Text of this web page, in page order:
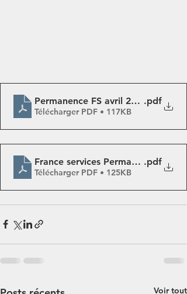
Permanence FS avril 2023.pdf
Télécharger PDF • 117KB
France services Permanence de mai
.pdf
Télécharger PDF • 125KB
Voir tout